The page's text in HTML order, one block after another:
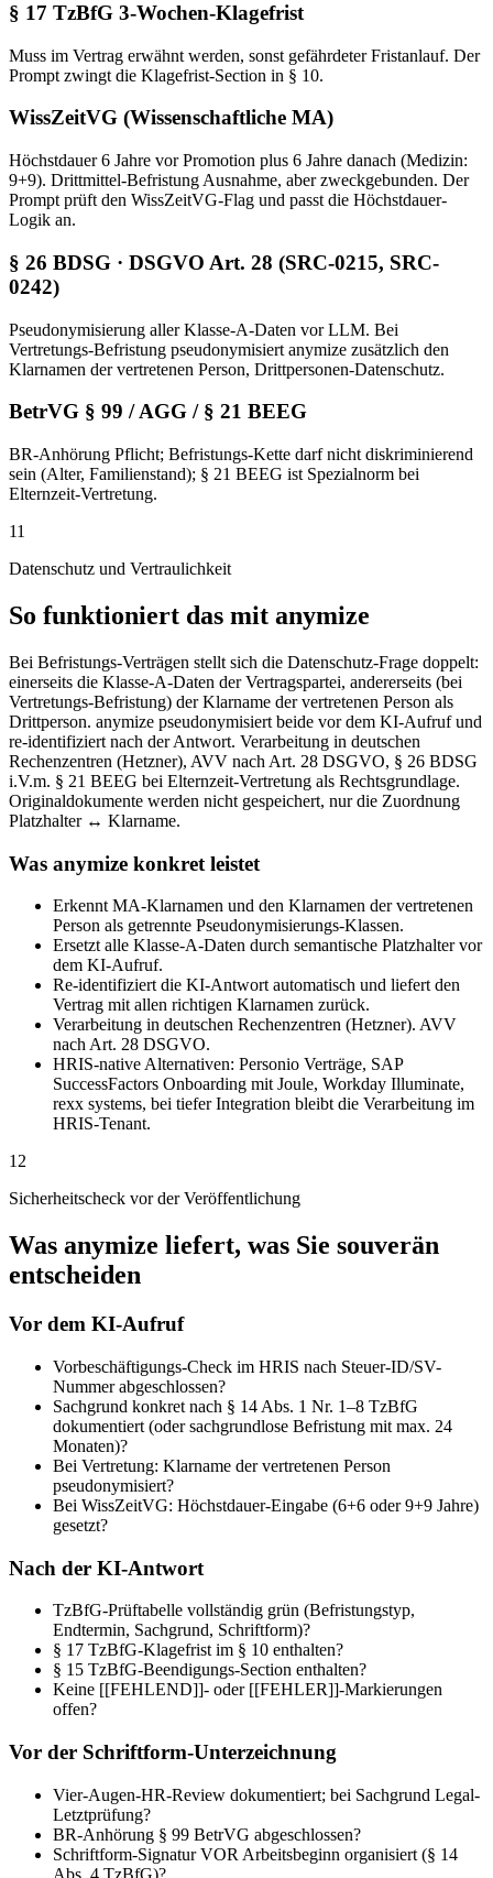
§ 17 TzBfG 3-Wochen-Klagefrist
Muss im Vertrag erwähnt werden, sonst gefährdeter Fristanlauf. Der
Prompt zwingt die Klagefrist-Section in § 10.
WissZeitVG (Wissenschaftliche MA)
Höchstdauer 6 Jahre vor Promotion plus 6 Jahre danach (Medizin:
9+9). Drittmittel-Befristung Ausnahme, aber zweckgebunden. Der
Prompt prüft den WissZeitVG-Flag und passt die Höchstdauer-
Logik an.
§ 26 BDSG · DSGVO Art. 28 (SRC-0215, SRC-
0242)
Pseudonymisierung aller Klasse-A-Daten vor LLM. Bei
Vertretungs-Befristung pseudonymisiert anymize zusätzlich den
Klarnamen der vertretenen Person, Drittpersonen-Datenschutz.
BetrVG § 99 / AGG / § 21 BEEG
BR-Anhörung Pflicht; Befristungs-Kette darf nicht diskriminierend
sein (Alter, Familienstand); § 21 BEEG ist Spezialnorm bei
Elternzeit-Vertretung.
11
Datenschutz und Vertraulichkeit
So funktioniert das mit anymize
Bei Befristungs-Verträgen stellt sich die Datenschutz-Frage doppelt:
einerseits die Klasse-A-Daten der Vertragspartei, andererseits (bei
Vertretungs-Befristung) der Klarname der vertretenen Person als
Drittperson. anymize pseudonymisiert beide vor dem KI-Aufruf und
re-identifiziert nach der Antwort. Verarbeitung in deutschen
Rechenzentren (Hetzner), AVV nach Art. 28 DSGVO, § 26 BDSG
i.V.m. § 21 BEEG bei Elternzeit-Vertretung als Rechtsgrundlage.
Originaldokumente werden nicht gespeichert, nur die Zuordnung
Platzhalter ↔ Klarname.
Was anymize konkret leistet
Erkennt MA-Klarnamen und den Klarnamen der vertretenen
Person als getrennte Pseudonymisierungs-Klassen.
Ersetzt alle Klasse-A-Daten durch semantische Platzhalter vor
dem KI-Aufruf.
Re-identifiziert die KI-Antwort automatisch und liefert den
Vertrag mit allen richtigen Klarnamen zurück.
Verarbeitung in deutschen Rechenzentren (Hetzner). AVV
nach Art. 28 DSGVO.
HRIS-native Alternativen: Personio Verträge, SAP
SuccessFactors Onboarding mit Joule, Workday Illuminate,
rexx systems, bei tiefer Integration bleibt die Verarbeitung im
HRIS-Tenant.
12
Sicherheitscheck vor der Veröffentlichung
Was anymize liefert, was Sie souverän
entscheiden
Vor dem KI-Aufruf
Vorbeschäftigungs-Check im HRIS nach Steuer-ID/SV-
Nummer abgeschlossen?
Sachgrund konkret nach § 14 Abs. 1 Nr. 1–8 TzBfG
dokumentiert (oder sachgrundlose Befristung mit max. 24
Monaten)?
Bei Vertretung: Klarname der vertretenen Person
pseudonymisiert?
Bei WissZeitVG: Höchstdauer-Eingabe (6+6 oder 9+9 Jahre)
gesetzt?
Nach der KI-Antwort
TzBfG-Prüftabelle vollständig grün (Befristungstyp,
Endtermin, Sachgrund, Schriftform)?
§ 17 TzBfG-Klagefrist im § 10 enthalten?
§ 15 TzBfG-Beendigungs-Section enthalten?
Keine [[FEHLEND]]- oder [[FEHLER]]-Markierungen
offen?
Vor der Schriftform-Unterzeichnung
Vier-Augen-HR-Review dokumentiert; bei Sachgrund Legal-
Letztprüfung?
BR-Anhörung § 99 BetrVG abgeschlossen?
Schriftform-Signatur VOR Arbeitsbeginn organisiert (§ 14
Abs. 4 TzBfG)?